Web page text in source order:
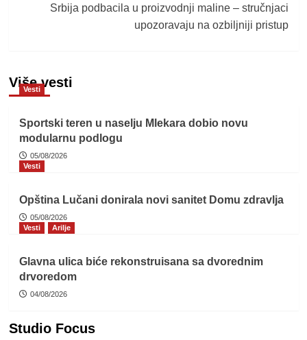
Srbija podbacila u proizvodnji maline – stručnjaci
upozoravaju na ozbiljniji pristup
Više vesti
Vesti
Sportski teren u naselju Mlekara dobio novu
modularnu podlogu
05/08/2026
Vesti
Opština Lučani donirala novi sanitet Domu zdravlja
05/08/2026
Vesti
Arilje
Glavna ulica biće rekonstruisana sa dvorednim
drvoredom
04/08/2026
Studio Focus